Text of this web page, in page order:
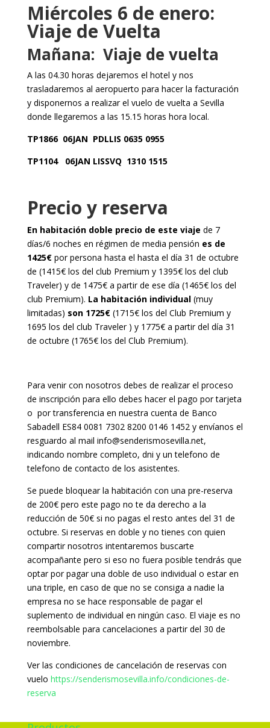
Miércoles 6 de enero:
Viaje de Vuelta
Mañana: Viaje de vuelta
A las 04.30 horas dejaremos el hotel y nos
trasladaremos al aeropuerto para hacer la facturación
y disponernos a realizar el vuelo de vuelta a Sevilla
donde llegaremos a las 15.15 horas hora local.
TP1866 06JAN PDLLIS 0635 0955
TP1104 06JAN LISSVQ 1310 1515
Precio y reserva
En habitación doble precio de este viaje de 7
días/6 noches en régimen de media pensión es de
1425€por persona hasta el hasta el día 31 de octubre
de (1415€ los del club Premium y 1395€ los del club
Traveler) y de 1475€ a partir de ese día (1465€ los del
club Premium). La habitación individual(muy
limitadas) son 1725€(1715€ los del Club Premium y
1695 los del club Traveler ) y 1775€ a partir del día 31
de octubre (1765€ los del Club Premium).
Para venir con nosotros debes de realizar el proceso
de inscripción para ello debes hacer el pago por tarjeta
o por transferencia en nuestra cuenta de Banco
Sabadell ES84 0081 7302 8200 0146 1452 y envíanos el
resguardo al mail info@senderismosevilla.net,
indicando nombre completo, dni y un telefono de
telefono de contacto de los asistentes.
Se puede bloquear la habitación con una pre-reserva
de 200€ pero este pago no te da derecho a la
reducción de 50€ si no pagas el resto antes del 31 de
octubre. Si reservas en doble y no tienes con quien
compartir nosotros intentaremos buscarte
acompañante pero si eso no fuera posible tendrás que
optar por pagar una doble de uso individual o estar en
una triple, en caso de que no se consiga a nadie la
empresa no se hace responsable de pagar el
suplemento de individual en ningún caso. El viaje es no
reembolsable para cancelaciones a partir del 30 de
noviembre.
Ver las condiciones de cancelación de reservas con
vuelo https://senderismosevilla.info/condiciones-de-
reserva